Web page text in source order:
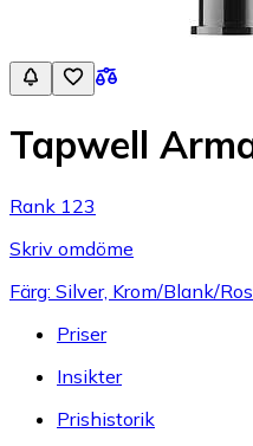
Tapwell
Rank 123
Skriv omdöme
Färg: Silver, Krom/Blank/
Priser
Insikter
Prishistorik